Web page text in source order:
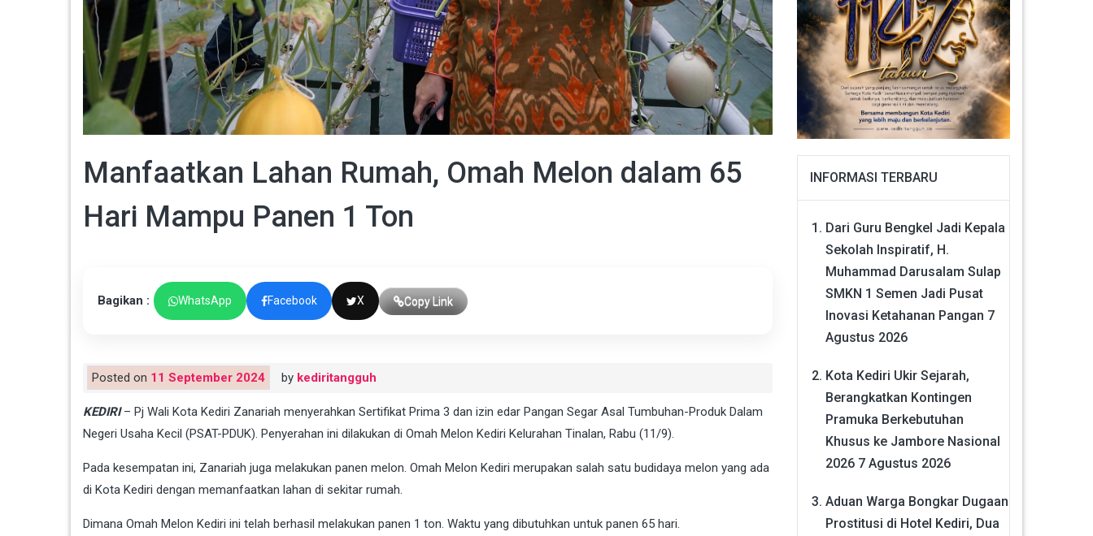
Manfaatkan Lahan Rumah, Omah Melon dalam 65
Hari Mampu Panen 1 Ton
Bagikan : WhatsApp Facebook X Copy Link
Posted on 11 September 2024 by kediritangguh
KEDIRI– Pj Wali Kota Kediri Zanariah menyerahkan Sertifikat Prima 3 dan izin edar Pangan Segar Asal Tumbuhan-Produk Dalam
Negeri Usaha Kecil (PSAT-PDUK). Penyerahan ini dilakukan di Omah Melon Kediri Kelurahan Tinalan, Rabu (11/9).
Pada kesempatan ini, Zanariah juga melakukan panen melon. Omah Melon Kediri merupakan salah satu budidaya melon yang ada
di Kota Kediri dengan memanfaatkan lahan di sekitar rumah.
Dimana Omah Melon Kediri ini telah berhasil melakukan panen 1 ton. Waktu yang dibutuhkan untuk panen 65 hari.
INFORMASI TERBARU
Dari Guru Bengkel Jadi Kepala
Sekolah Inspiratif, H.
Muhammad Darusalam Sulap
SMKN 1 Semen Jadi Pusat
Inovasi Ketahanan Pangan 7
Agustus 2026
Kota Kediri Ukir Sejarah,
Berangkatkan Kontingen
Pramuka Berkebutuhan
Khusus ke Jambore Nasional
2026 7 Agustus 2026
Aduan Warga Bongkar Dugaan
Prostitusi di Hotel Kediri, Dua